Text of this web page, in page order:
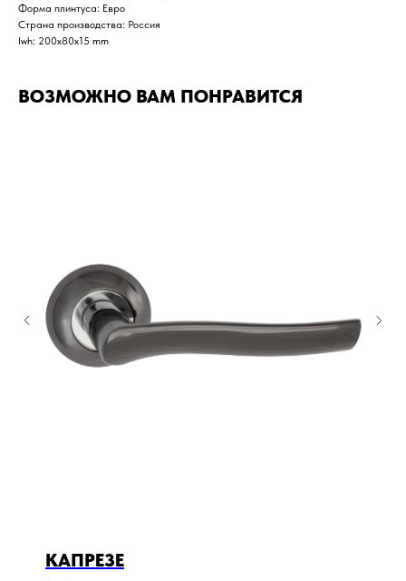
Форма плинтуса: Евро
Страна производства: Россия
lwh: 200x80x15 mm
ВОЗМОЖНО ВАМ ПОНРАВИТСЯ
КАПРЕЗЕ